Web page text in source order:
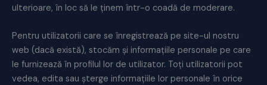
ulterioare, în loc să le ținem într-o coadă de moderare.
Pentru utilizatorii care se înregistrează pe site-ul nostru
web (dacă există), stocăm și informațiile personale pe care
le furnizează în profilul lor de utilizator. Toți utilizatorii pot
vedea, edita sau șterge informațiile lor personale în orice